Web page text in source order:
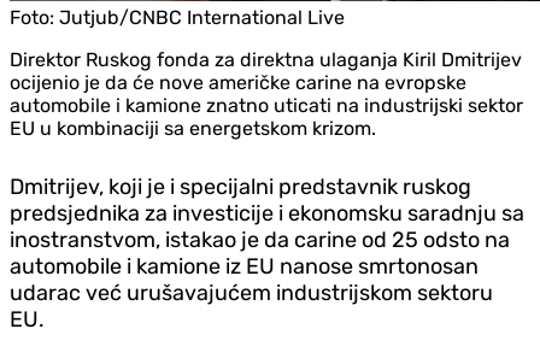
Foto: Jutjub/CNBC International Live
Direktor Ruskog fonda za direktna ulaganja Kiril Dmitrijev
ocijenio je da će nove američke carine na evropske
automobile i kamione znatno uticati na industrijski sektor
EU u kombinaciji sa energetskom krizom.
Dmitrijev, koji je i specijalni predstavnik ruskog
predsjednika za investicije i ekonomsku saradnju sa
inostranstvom, istakao je da carine od 25 odsto na
automobile i kamione iz EU nanose smrtonosan
udarac već urušavajućem industrijskom sektoru
EU.